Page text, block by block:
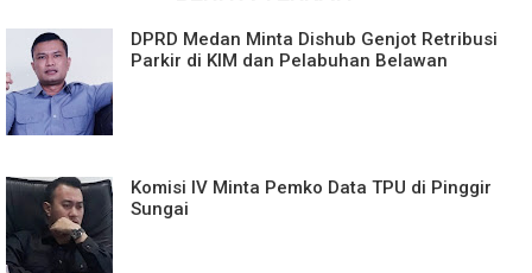
DPRD Medan Minta Dishub Genjot Retribusi
Parkir di KIM dan Pelabuhan Belawan
Komisi IV Minta Pemko Data TPU di Pinggir
Sungai